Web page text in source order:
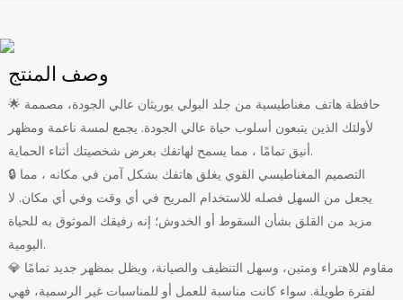
وصف المنتج
🌟 حافظة هاتف مغناطيسية من جلد البولي يوريثان عالي الجودة، مصممة
لأولئك الذين يتبعون أسلوب حياة عالي الجودة. يجمع لمسة ناعمة ومظهر
أنيق تمامًا ، مما يسمح لهاتفك بعرض شخصيتك أثناء الحماية.
🔒 التصميم المغناطيسي القوي يغلق هاتفك بشكل آمن في مكانه ، مما
يجعل من السهل فصله للاستخدام المريح في أي وقت وفي أي مكان. لا
مزيد من القلق بشأن السقوط أو الخدوش؛ إنه رفيقك الموثوق به للحياة
اليومية.
💎 مقاوم للاهتراء ومتين، وسهل التنظيف والصيانة، ويظل بمظهر جديد تمامًا
لفترة طويلة. سواء كانت مناسبة للعمل أو للمناسبات غير الرسمية، فهي